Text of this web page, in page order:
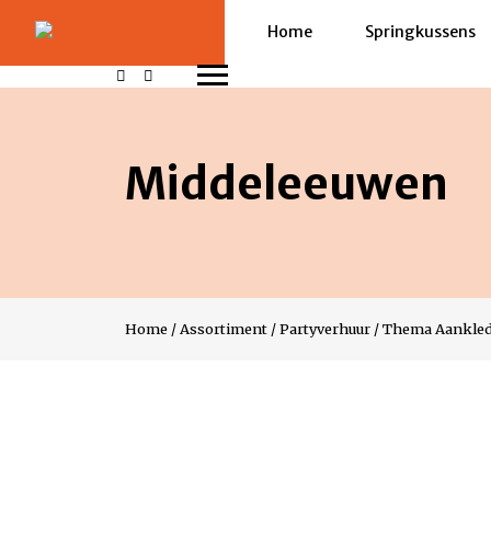
Home Springkussens
Middeleeuwen
Home /Assortiment /Partyverhuur /Thema